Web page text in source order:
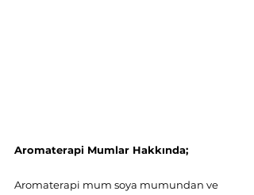
Aromaterapi Mumlar Hakkında;
Aromaterapi mum soya mumundan ve